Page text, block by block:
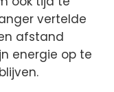
vertelde
afstand
energie op te